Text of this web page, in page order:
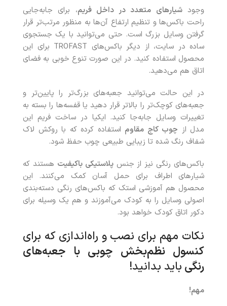
وجودشیارهای متعدد در داخل فریم، برای جابه‌جایی
راحت باکس‌ها و تنظیم ارتفاع آن‌ها به منظور مرتب‌تر قرار
گرفتن وسایل بزرگ است. حتی می‌توانید با یک جستجوی
ساده در سایت، از دیگر باکس‌های TROFAST برای این
محصول استفاده کنید. در این صورت تنوع خوبی به فضای
اتاق هم می‌دهید.
در این حالت می‌توانید جعبه‌های بزرگ‌تر را پایین‌تر و
جعبه‌های کوچک‌تر را بالاتر قرار دهید یا قفسه‌ها را بسته به
تغییرات وسایل جا‌به‌جا کنید. ایکیا در ساخت فریم این
مدل از چوب کاج مقاوم استفاده کرده که با روکش لاک
شفاف رنگ شده تا زیبایی طبیعی چوب حفظ شود.
باکس‌های رنگی نیز از جنسپلاستیکی باکیفیت هستند که
شیارهای اطراف برای حمل آسان کمک می‌کنند. این
محصول هم آموزشی استک که باکس‌های رنگی دسته‌بندی
اصولی وسایل را به کودک می‌آموزند و هم یک وسیله برای
دکور اتاق کودک خواهد بود.
نکات مهم برای نصب و راه‌اندازی که برای
کنسول نظم‌بخش چوبی با جعبه‌های
رنگی باید بدانید!
مهم!